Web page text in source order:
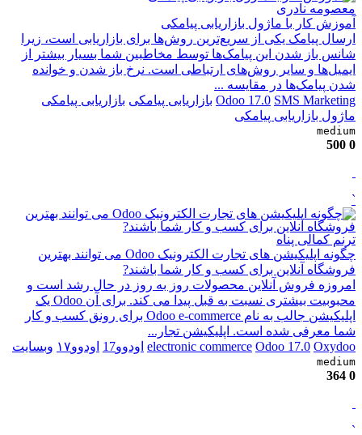
معصومه نادری
آموزش کار با ماژول بازاریابی پیامکی
ارسال پیامک یکی از سریع‌ترین روش‌ها برای بازاریابی است، زیرا
شانس باز شدن این پیامک‌ها توسط مخاطبین شما بسیار بیشتر از
ایمیل‌ها و سایر روش‌های ارتباطی است. نرخ باز شدن و خوانده
شدن پیامک‌ها در مقایسه ...
Odoo 17.0 SMS Marketing بازاریابی پیامکی بازاریابی پیامکی
ماژول بازاریابی پیامکی
medium
0
500
`
ترنم کمالی پناه
چگونه اپلیکیشن های تجارت الکترونیک Odoo می توانند بهترین
فروشگاه آنلاین برای کسب و کار شما باشند?
امروزه فروش آنلاین محصولات روز به روز در حال رشد است و
محبوبیت بیشتری نسبت به قبل پیدا می کند. برای آن Odoo یک
اپلیکیشن جالب به نام Odoo e-commerce برای رونق کسب و کار
شما معرفی شده است. اپلیکیشن تجار...
electronic commerce Odoo 17.0 Oxydoo اودوو17 اودوو۱۷ وبسایت
medium
0
364
`